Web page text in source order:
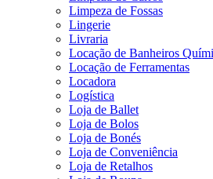
Limpeza de Fossas
Lingerie
Livraria
Locação de Banheiros
Locação de Ferramentas
Locadora
Logística
Loja de Ballet
Loja de Bolos
Loja de Bonés
Loja de Conveniência
Loja de Retalhos